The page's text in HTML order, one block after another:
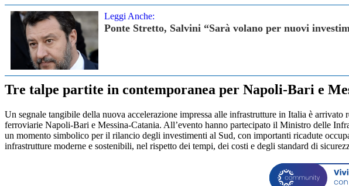
Leggi Anche:
Ponte Stretto, Salvini “Sarà volano per nuovi
Tre talpe partite in contemporanea per Napoli-Bari e
Un segnale tangibile della nuova accelerazione impressa alle infrastrutture in Italia è
ferroviarie Napoli-Bari e Messina-Catania. All’evento hanno partecipato il Ministro delle
un momento simbolico per il rilancio degli investimenti al Sud, con importanti ricadute
infrastrutture moderne e sostenibili, nel rispetto dei tempi, dei costi e degli standard di